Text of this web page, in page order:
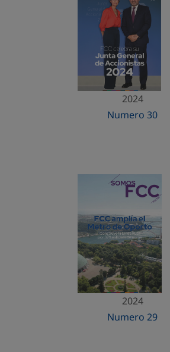
2024
Numero 30
2024
Numero 29